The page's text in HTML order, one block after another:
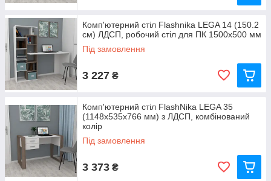
Комп'ютерний стіл Flashnika LEGA 14 (150.2
см) ЛДСП, робочий стіл для ПК 1500х500 мм
Під замовлення
3 227 ₴
Комп'ютерний стіл FlashNika LEGA 35
(1148x535x766 мм) з ЛДСП, комбінований
колір
Під замовлення
3 373 ₴